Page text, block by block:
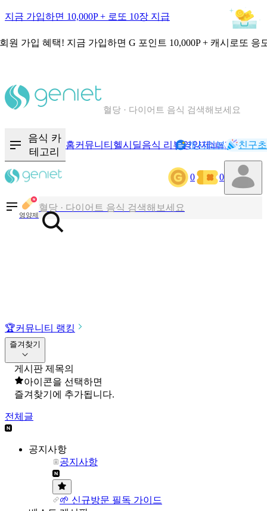
지금 가입하면 10,000P + 로또 10장 지급
원 가입 혜택! 지금 가입하면 G 포인트 10,000P + 캐시로또 응
혈당 · 다이어트 음식 검색해보세요
음식 카
테고리
홈커뮤니티 헬시딜음식 리뷰영양제NEW기록
캐시리뷰 친구
0 0
영양제
칼로리와 영양성분을 검색해보세요
혈당 · 다이어트 음식 검색해보세요
음식 · 영양제 리뷰를 찾아보세요
🏆커뮤니티 랭킹
즐겨찾기
게시판 제목의
아이콘을 선택하면
즐겨찾기에 추가됩니다.
전체글
공지사항
공지사항
🌱 신규방문 필독 가이드